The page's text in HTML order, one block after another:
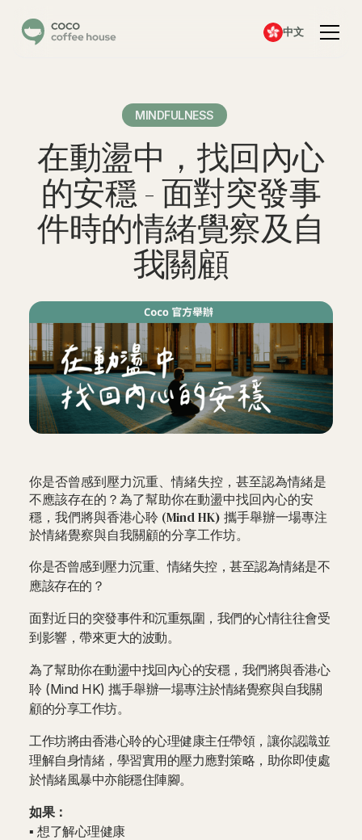
中文
MINDFULNESS
在動盪中，找回內心
的安穩 - 面對突發事
件時的情緒覺察及自
我關顧
你是否曾感到壓力沉重、情緒失控，甚至認為情緒是
不應該存在的？為了幫助你在動盪中找回內心的安
穩，我們將與香港心聆 (Mind HK) 攜手舉辦一場專注
於情緒覺察與自我關顧的分享工作坊。
你是否曾感到壓力沉重、情緒失控，甚至認為情緒是不
應該存在的？
面對近日的突發事件和沉重氛圍，我們的心情往往會受
到影響，帶來更大的波動。
為了幫助你在動盪中找回內心的安穩，我們將與香港心
聆 (Mind HK) 攜手舉辦一場專注於情緒覺察與自我關
顧的分享工作坊。
工作坊將由香港心聆的心理健康主任帶領，讓你認識並
理解自身情緒，學習實用的壓力應對策略，助你即使處
於情緒風暴中亦能穩住陣腳。
如果：
▪ 想了解心理健康